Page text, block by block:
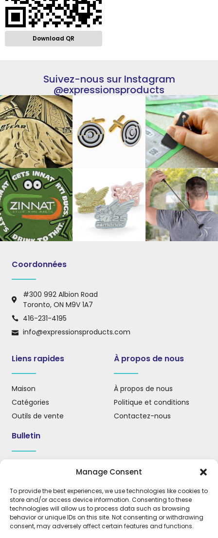
Manage Consent
To provide the best experiences, we use technologies like cookies to
store and/or access device information. Consenting to these
technologies will allow us to process data such as browsing
behavior or unique IDs on this site. Not consenting or withdrawing
consent, may adversely affect certain features and functions.
Download QR
Suivez-nous sur Instagram
@expressionsproducts
Coordonnées
#300 992 Albion Road
Toronto, ON M9V 1A7
416-231-4195
info@expressionsproducts.com
Liens rapides
Maison
Catégories
Outils de vente
À propos de nous
À propos de nous
Politique et conditions
Contactez-nous
Bulletin
à jour, des nouvelles et des informations importantes.
S'INSCRIRE